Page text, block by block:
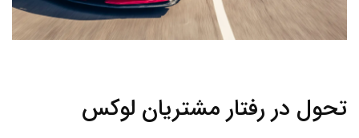
تحول در رفتار مشتریان لوکس